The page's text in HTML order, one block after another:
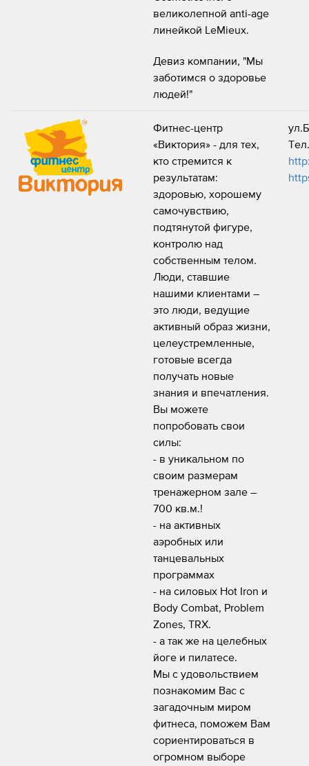
великолепной anti-age
линейкой LeMieux.
Девиз компании, "Мы
заботимся о здоровье
людей!"
Фитнес-центр
«Виктория» - для тех,
кто стремится к
результатам:
здоровью, хорошему
самочувствию,
подтянутой фигуре,
контролю над
собственным телом.
Люди, ставшие
нашими клиентами –
это люди, ведущие
активный образ жизни,
целеустремленные,
готовые всегда
получать новые
знания и впечатления.
Вы можете
попробовать свои
силы:
- в уникальном по
своим размерам
тренажерном зале –
700 кв.м.!
- на активных
аэробных или
танцевальных
программах
- на силовых Hot Iron и
Body Combat, Problem
Zones, TRX.
- а так же на целебных
йоге и пилатесе.
Мы с удовольствием
познакомим Вас с
загадочным миром
фитнеса, поможем Вам
сориентироваться в
огромном выборе